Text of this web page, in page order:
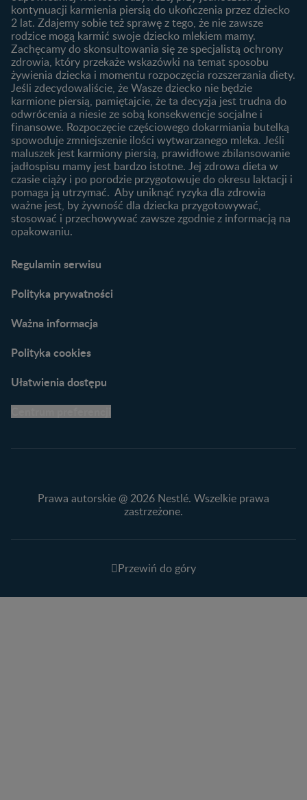
Rozwój dziecka
Kalendarz rozwoju dziecka
Skoki rozwojowe
Ząbkowanie u niemowląt
Żywienie dziecka
10 sposobów jak poprawić
laktację
Jakie mleko następne
wybrać dla dziecka?
Jak rozszerzać dietę
niemowlaka?
Przydatne materiały dla
rodziców
Poradniki dla rodziców
Karty do zdjęć dla
Maluszka
Materiały do pobrania
Narzędzia dla rodziców
praktyczne wskazówki
kontynuacji karmienia piersią do ukończenia przez dziecko
2 lat. Zdajemy sobie też sprawę z tego, że nie zawsze
rodzice mogą karmić swoje dziecko mlekiem mamy.
Zachęcamy do skonsultowania się ze specjalistą ochrony
zdrowia, który przekaże wskazówki na temat sposobu
żywienia dziecka i momentu rozpoczęcia rozszerzania diety.
Jeśli zdecydowaliście, że Wasze dziecko nie będzie
karmione piersią, pamiętajcie, że ta decyzja jest trudna do
odwrócenia a niesie ze sobą konsekwencje socjalne i
finansowe. Rozpoczęcie częściowego dokarmiania butelką
spowoduje zmniejszenie ilości wytwarzanego mleka. Jeśli
maluszek jest karmiony piersią, prawidłowe zbilansowanie
jadłospisu mamy jest bardzo istotne. Jej zdrowa dieta w
czasie ciąży i po porodzie przygotowuje do okresu laktacji i
pomaga ją utrzymać. Aby uniknąć ryzyka dla zdrowia
ważne jest, by żywność dla dziecka przygotowywać,
stosować i przechowywać zawsze zgodnie z informacją na
opakowaniu.
Regulamin serwisu
Polityka prywatności
Ważna informacja
Polityka cookies
Ułatwienia dostępu
Prawa autorskie @ 2026 Nestlé. Wszelkie prawa
zastrzeżone.
Przewiń do góry